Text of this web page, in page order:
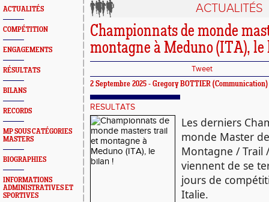
ACTUALITÉS
COMPÉTITION
ENGAGEMENTS
RÉSULTATS
BILANS
RECORDS
MP SOUS CATÉGORIES
MASTERS
BIOGRAPHIES
INFORMATIONS
ADMINISTRATIVES ET
SPORTIVES
ACTUALITÉS
Championnats de monde
montagne à Meduno (ITA),
Tweet
2 Septembre 2025 - Gregory BOTTIER (Communication)
RESULTATS
Les derniers
monde Master
Montagne / Trail
viennent de se
jours de
Italie.